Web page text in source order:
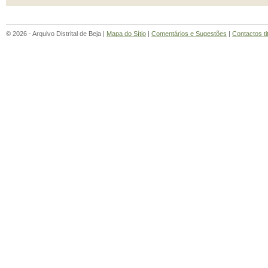
© 2026 - Arquivo Distrital de Beja | Mapa do Sítio | Comentários e Sugestões | Contactos